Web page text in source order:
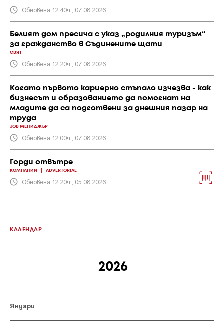
Обновена 12:40ч., 07.08.2026
Белият дом пресича с указ „родилния туризъм“
за гражданство в Съдинените щати
СВЯТ
Обновена 12:20ч., 07.08.2026
Когато първото кариерно стъпало изчезва - как
бизнесът и образованието да помогнат на
младите да са подготвени за днешния пазар на
труда
JOB МЕНИДЖЪР
Обновена 12:00ч., 07.08.2026
Горди отвътре
КОМПАНИИ ADVERTORIAL
Обновена 12:20ч., 05.08.2026
КАЛЕНДАР
Януари